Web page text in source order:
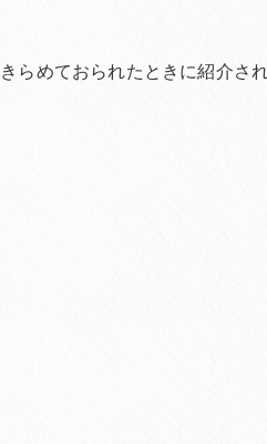
らめておられたときに紹介さ